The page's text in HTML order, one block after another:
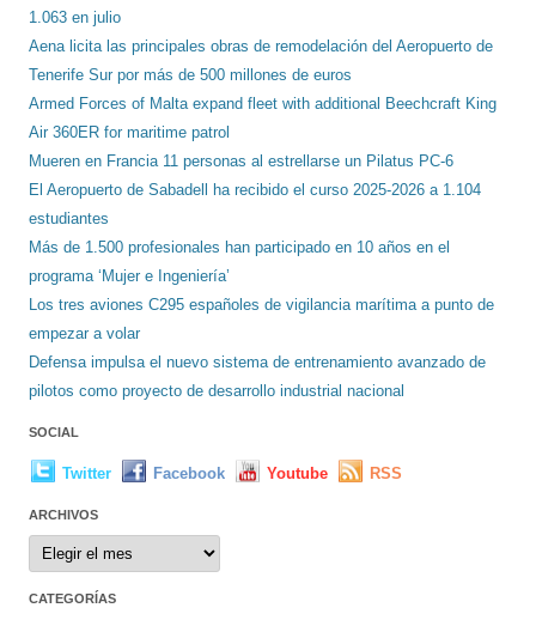
1.063 en julio
Aena licita las principales obras de remodelación del Aeropuerto de
Tenerife Sur por más de 500 millones de euros
Armed Forces of Malta expand fleet with additional Beechcraft King
Air 360ER for maritime patrol
Mueren en Francia 11 personas al estrellarse un Pilatus PC-6
El Aeropuerto de Sabadell ha recibido el curso 2025-2026 a 1.104
estudiantes
Más de 1.500 profesionales han participado en 10 años en el
programa ‘Mujer e Ingeniería’
Los tres aviones C295 españoles de vigilancia marítima a punto de
empezar a volar
Defensa impulsa el nuevo sistema de entrenamiento avanzado de
pilotos como proyecto de desarrollo industrial nacional
SOCIAL
Twitter Facebook Youtube RSS
ARCHIVOS
Archivos
CATEGORÍAS